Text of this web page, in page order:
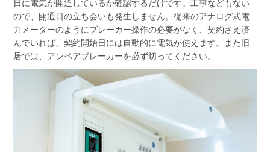
日に電気が開通しているか確認するだけです。工事などもない
ので、開通日の立ち会いも発生しません。従来のアナログ式電
力メーターのようにブレーカー操作の必要がなく、契約さえ済
んでいれば、契約開始日には自動的に電気が使えます。また旧
居では、アンペアブレーカーを必ず切ってください。